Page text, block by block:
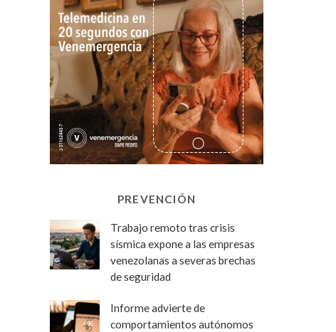
PREVENCIÓN
Trabajo remoto tras crisis
sísmica expone a las empresas
venezolanas a severas brechas
de seguridad
Informe advierte de
comportamientos autónomos